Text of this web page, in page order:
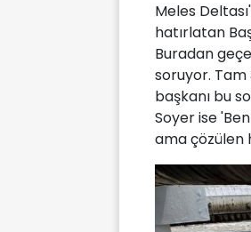
Meles
hatırlatan
Buradan
soruyor. Tam
başkanı bu
Soyer ise
ama çözülen